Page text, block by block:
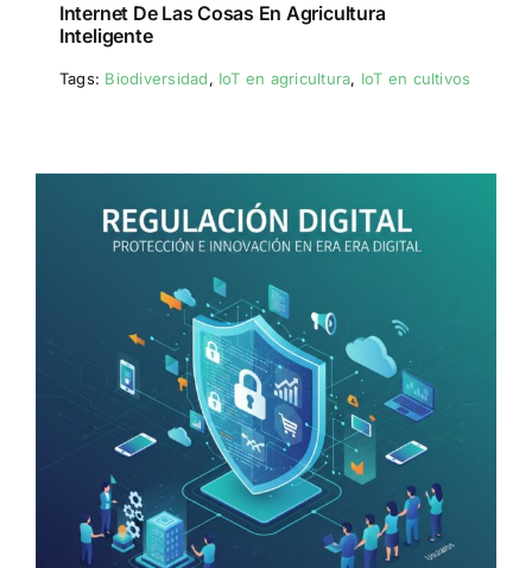
Internet De Las Cosas En Agricultura
Inteligente
Tags: Biodiversidad, IoT en agricultura, IoT en cultivos